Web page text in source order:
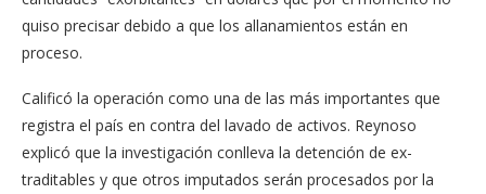
quiso precisar debido a que los allanamientos están en
proceso.
Calificó la operación como una de las más importantes que
registra el país en contra del lavado de activos. Reyno­so
explicó que la investigación conlleva la detención de ex­
traditables y que otros impu­tados serán procesados por la